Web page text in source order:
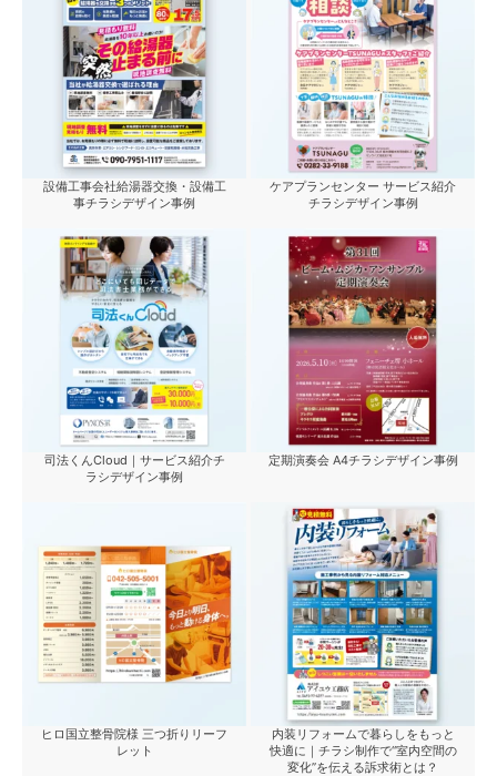
設備工事会社給湯器交換・設備工
事チラシデザイン事例
ケアプランセンター サービス紹介
チラシデザイン事例
司法くんCloud｜サービス紹介チ
ラシデザイン事例
定期演奏会 A4チラシデザイン事例
ヒロ国立整骨院様 三つ折りリーフ
レット
内装リフォームで暮らしをもっと
快適に｜チラシ制作で“室内空間の
変化”を伝える訴求術とは？